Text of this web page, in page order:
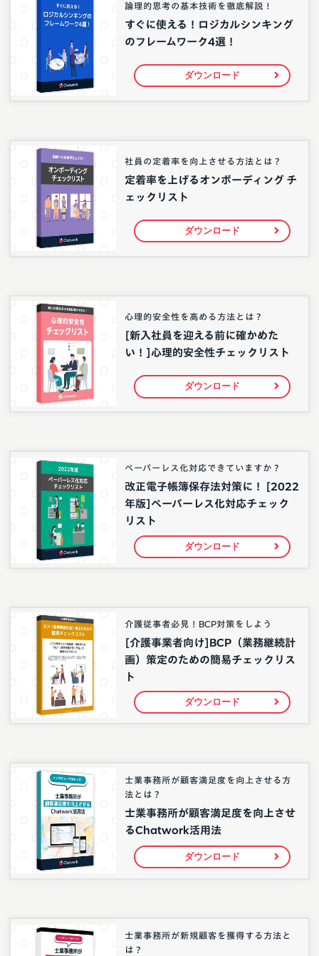
論理的思考の基本技術を徹底解説！
すぐに使える！ロジカルシンキング
のフレームワーク4選！
ダウンロード
社員の定着率を向上させる方法とは？
定着率を上げるオンボーディング チ
ェックリスト
ダウンロード
心理的安全性を高める方法とは？
[新入社員を迎える前に確かめた
い！]心理的安全性チェックリスト
ダウンロード
ペーパーレス化対応できていますか？
改正電子帳簿保存法対策に！ [2022
年版]ペーパーレス化対応チェック
リスト
ダウンロード
介護従事者必見！BCP対策をしよう
[介護事業者向け]BCP（業務継続計
画）策定のための簡易チェックリス
ト
ダウンロード
士業事務所が顧客満足度を向上させる方
法とは？
士業事務所が顧客満足度を向上させ
るChatwork活用法
ダウンロード
士業事務所が新規顧客を獲得する方法と
は？